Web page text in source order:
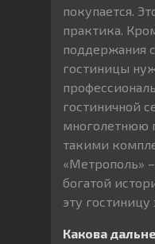
покупается.
практика.
поддержания
гостиницы
гостиничной
многолетнюю
такими
«Метрополь»
богатой
эту
Какова